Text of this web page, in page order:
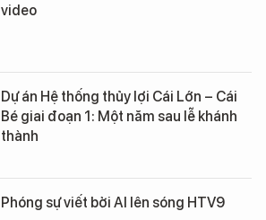
video
Dự án Hệ thống thủy lợi Cái Lớn – Cái
Bé giai đoạn 1: Một năm sau lễ khánh
thành
Phóng sự viết bởi AI lên sóng HTV9